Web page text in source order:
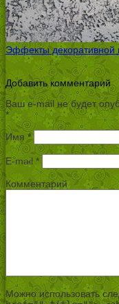
Эффекты декоративной
Добавить комментарий
Ваш e-mail не будет
*
Имя *
E-mail *
Комментарий
Можно использовать